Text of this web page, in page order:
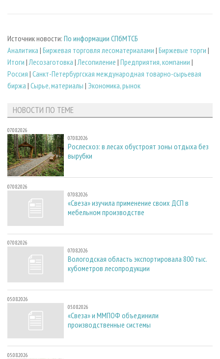
Источник новости: По информации СПбМТСБ
Аналитика | Биржевая торговля лесоматериалами | Биржевые торги |
Итоги | Лесозаготовка | Лесопиление | Предприятия, компании |
Россия | Санкт-Петербургская международная товарно-сырьевая
биржа | Сырье, материалы | Экономика, рынок
НОВОСТИ ПО ТЕМЕ
07.08.2026
07.08.2026
Рослесхоз: в лесах обустроят зоны отдыха без
вырубки
07.08.2026
07.08.2026
«Свеза» изучила применение своих ДСП в
мебельном производстве
07.08.2026
07.08.2026
Вологодская область экспортировала 800 тыс.
кубометров лесопродукции
05.08.2026
05.08.2026
«Свеза» и ММПОФ объединили
производственные системы
05.08.2026